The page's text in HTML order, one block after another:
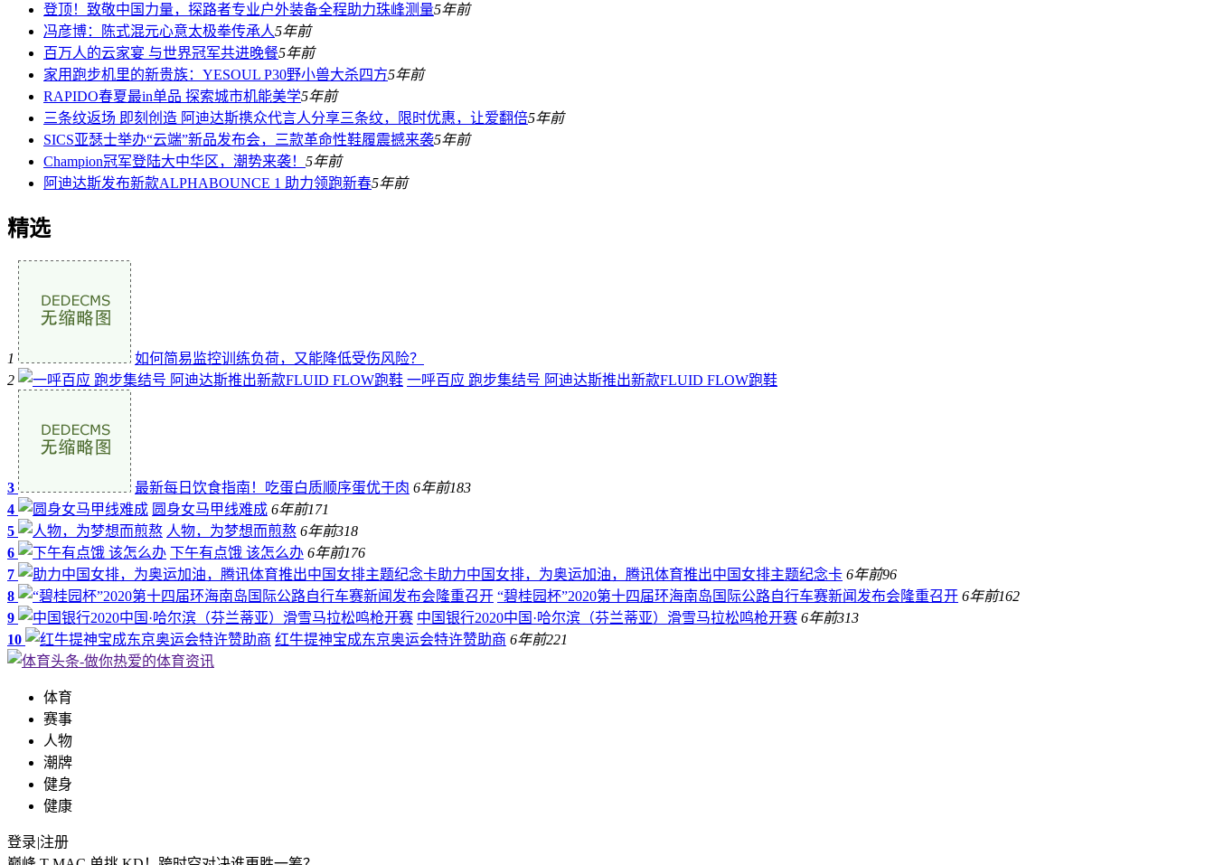
登顶！致敬中国力量，探路者专业户外装备全程助力珠峰测量5年前
冯彦博：陈式混元心意太极拳传承人5年前
百万人的云家宴 与世界冠军共进晚餐5年前
家用跑步机里的新贵族：YESOUL P30野小兽大杀四方5年前
RAPIDO春夏最in单品 探索城市机能美学5年前
三条纹返场 即刻创造 阿迪达斯携众代言人分享三条纹，限时优惠，让爱翻倍5年前
SICS亚瑟士举办“云端”新品发布会，三款革命性鞋履震撼来袭5年前
Champion冠军登陆大中华区，潮势来袭！ 5年前
阿迪达斯发布新款ALPHABOUNCE 1 助力领跑新春5年前
精选
1
如何简易监控训练负荷，又能降低受伤风险？
2
一呼百应 跑步集结号 阿迪达斯推出新款FLUID FLOW跑鞋
3 最新每日饮食指南！吃蛋白质顺序蛋优于肉 6年前183
4
圆身女马甲线难成 6年前171
5
人物，为梦想而煎熬 6年前318
6
下午有点饿 该怎么办 6年前176
7
​助力中国女排，为奥运加油，腾讯体育推出中国女排主题纪念卡 6年前96
8
“碧桂园杯”2020第十四届环海南岛国际公路自行车赛新闻发布会隆重召开 6年前162
9
中国银行2020中国·哈尔滨（芬兰蒂亚）滑雪马拉松鸣枪开赛 6年前313
10
红牛提神宝成东京奥运会特许赞助商 6年前221
体育
赛事
人物
潮牌
健身
健康
登录|注册